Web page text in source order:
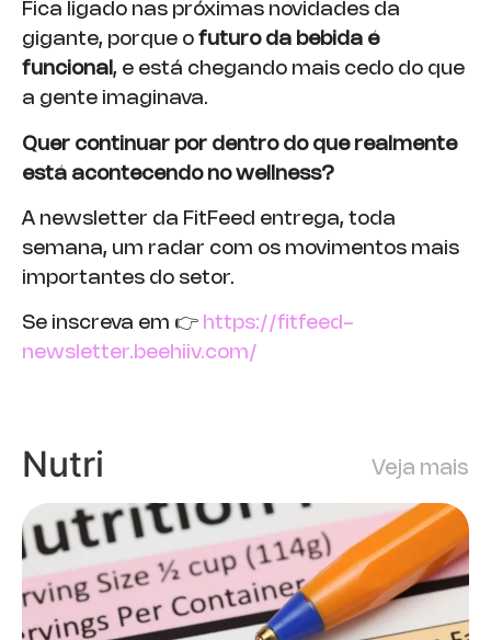
Fica ligado nas próximas novidades da
gigante, porque o futuro da bebida é
funcional , e está chegando mais cedo do que
a gente imaginava.
Quer continuar por dentro do que realmente
está acontecendo no wellness?
A newsletter da FitFeed entrega, toda
semana, um radar com os movimentos mais
importantes do setor.
Se inscreva em 👉 https://fitfeed-
newsletter.beehiiv.com/
Nutri Veja mais